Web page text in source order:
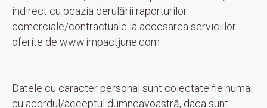
indirect cu ocazia derulării raporturilor
comerciale/contractuale la accesarea serviciilor
oferite de www.impactjune.com
Datele cu caracter personal sunt colectate fie numai
cu acordul/acceptul dumneavoastră, daca sunt